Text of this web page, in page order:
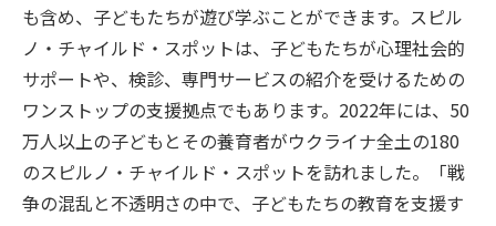
も含め、子どもたちが遊び学ぶことができます。スピル
ノ・チャイルド・スポットは、子どもたちが心理社会的
サポートや、検診、専門サービスの紹介を受けるための
ワンストップの支援拠点でもあります。2022年には、50
万人以上の子どもとその養育者がウクライナ全土の180
のスピルノ・チャイルド・スポットを訪れました。「戦
争の混乱と不透明さの中で、子どもたちの教育を支援す